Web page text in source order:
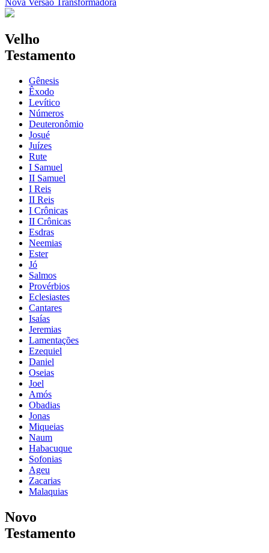
Velho
Testamento
Gênesis
Êxodo
Levítico
Números
Deuteronômio
Josué
Juízes
Rute
I Samuel
II Samuel
I Reis
II Reis
I Crônicas
II Crônicas
Esdras
Neemias
Ester
Jó
Salmos
Provérbios
Eclesiastes
Cantares
Isaías
Jeremias
Lamentações
Ezequiel
Daniel
Oseias
Joel
Amós
Obadias
Jonas
Miqueias
Naum
Habacuque
Sofonias
Ageu
Zacarias
Malaquias
Novo
Testamento